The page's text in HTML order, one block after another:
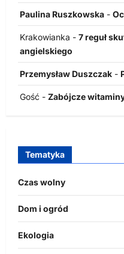
Paulina Ruszkowska -
Krakowianka - 7 reguł
angielskiego
Przemysław Duszczak -
Gość - Zabójcze
Tematyka
Czas wolny
Dom i ogród
Ekologia